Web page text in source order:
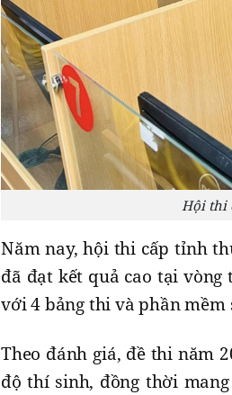
Hội thi
Năm nay, hội thi cấp tỉnh
đã đạt kết quả cao tại
với 4 bảng thi và phần
Theo đánh giá, đề thi năm
độ thí sinh, đồng thời